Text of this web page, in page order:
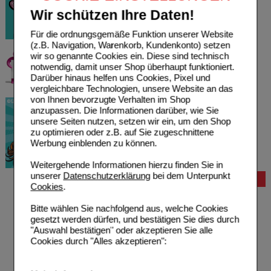
Wir schützen Ihre Daten!
Für die ordnungsgemäße Funktion unserer Website
(z.B. Navigation, Warenkorb, Kundenkonto) setzen
wir so genannte Cookies ein. Diese sind technisch
notwendig, damit unser Shop überhaupt funktioniert.
Darüber hinaus helfen uns Cookies, Pixel und
vergleichbare Technologien, unsere Website an das
von Ihnen bevorzugte Verhalten im Shop
anzupassen. Die Informationen darüber, wie Sie
unsere Seiten nutzen, setzen wir ein, um den Shop
zu optimieren oder z.B. auf Sie zugeschnittene
Werbung einblenden zu können.
Weitergehende Informationen hierzu finden Sie in
unserer Datenschutzerklärungbei dem Unterpunkt
Cookies.
Bitte wählen Sie nachfolgend aus, welche Cookies
gesetzt werden dürfen, und bestätigen Sie dies durch
"Auswahl bestätigen" oder akzeptieren Sie alle
Cookies durch "Alles akzeptieren":
Bestellung
Hilfe zum Bestellvorgang
Zahlungsmöglichkeiten
Rezepte einlösen
Freiumschläge anfordern